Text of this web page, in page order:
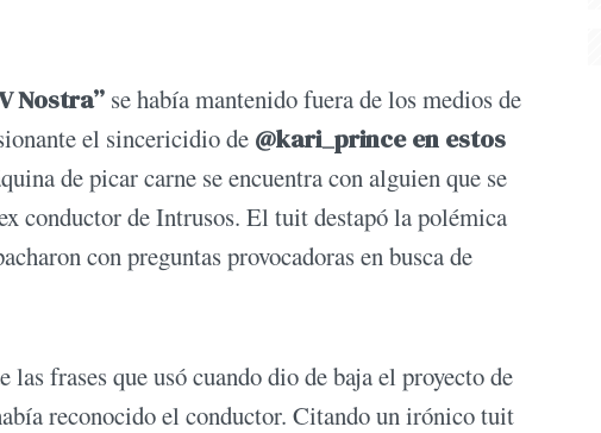
Nostra” se había mantenido fuera de los medios de
el sincericidio de @kari_prince en estos
de picar carne se encuentra con alguien que se
conductor de Intrusos. El tuit destapó la polémica
con preguntas provocadoras en busca de
frases que usó cuando dio de baja el proyecto de
reconocido el conductor. Citando un irónico tuit